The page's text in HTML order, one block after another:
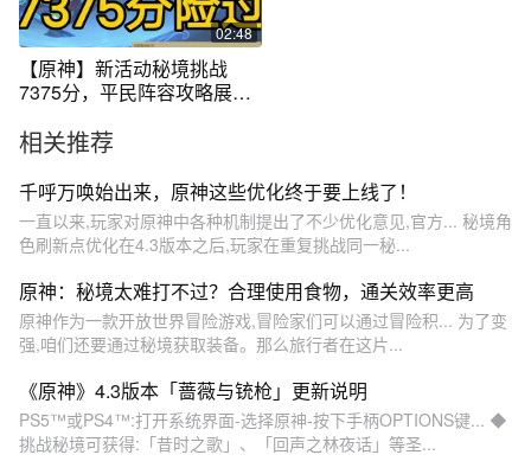
02:48
【原神】新活动秘境挑战
7375分，平民阵容攻略展
相关推荐
千呼万唤始出来，原神这些优化终于要上线了！
一直以来,玩家对原神中各种机制提出了不少优化意见,官方... 秘境角
色刷新点优化在4.3版本之后,玩家在重复挑战同一秘...
原神：秘境太难打不过？合理使用食物，通关效率更高
原神作为一款开放世界冒险游戏,冒险家们可以通过冒险积... 为了变
强,咱们还要通过秘境获取装备。那么旅行者在这片...
《原神》4.3版本「蔷薇与铳枪」更新说明
PS5™或PS4™:打开系统界面-选择原神-按下手柄OPTIONS键... ◆
挑战秘境可获得:「昔时之歌」、「回声之林夜话」等圣...